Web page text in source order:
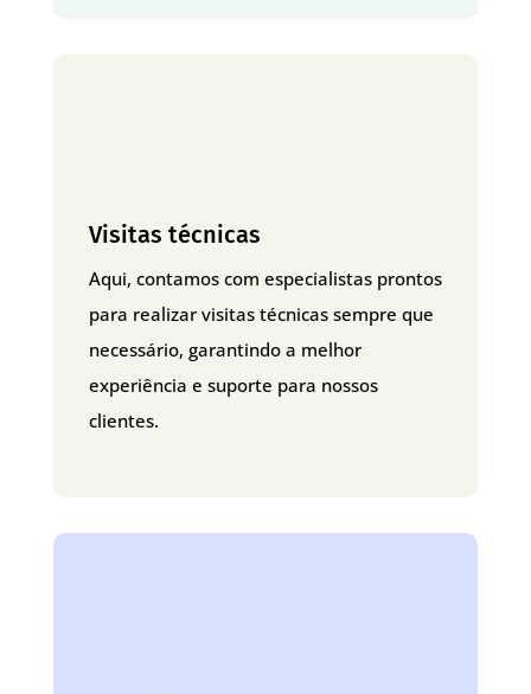
Visitas técnicas
Aqui, contamos com especialistas prontos
para realizar visitas técnicas sempre que
necessário, garantindo a melhor
experiência e suporte para nossos
clientes.